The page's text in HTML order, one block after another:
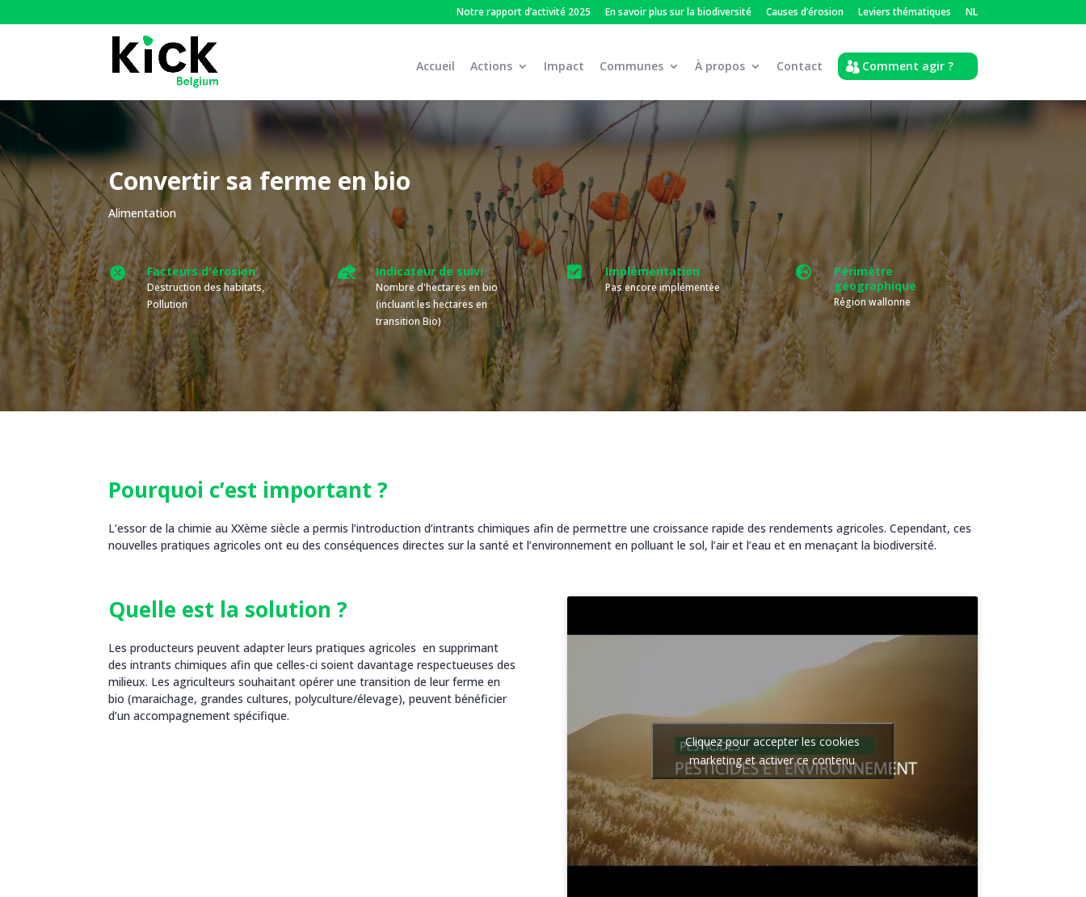
Notre rapport d’activité 2025 En savoir plus sur la biodiversité Causes d’érosion Leviers thématiques NL
Accueil Actions Impact Communes À propos Contact Comment agir ?
Convertir sa ferme en bio
Alimentation
 Facteurs d'érosion
Destruction des habitats,
Pollution
 Indicateur de suivi
Nombre d'hectares en bio
(incluant les hectares en
transition Bio)
 Implémentation
Pas encore implémentée

Périmètre
géographique
Région wallonne
Pourquoi c’est important ?
L’essor de la chimie au XXème siècle a permis l’introduction d’intrants chimiques afin de permettre une croissance rapide des rendements agricoles. Cependant, ces
nouvelles pratiques agricoles ont eu des conséquences directes sur la santé et l’environnement en polluant le sol, l’air et l’eau et en menaçant la biodiversité.
Quelle est la solution ?
Les producteurs peuvent adapter leurs pratiques agricoles en supprimant
des intrants chimiques afin que celles-ci soient davantage respectueuses des
milieux. Les agriculteurs souhaitant opérer une transition de leur ferme en
bio (maraichage, grandes cultures, polyculture/élevage), peuvent bénéficier
d’un accompagnement spécifique.
Cliquez pour accepter les cookies
marketing et activer ce contenu